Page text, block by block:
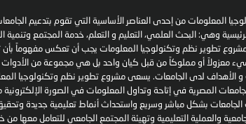
المعلومات من إحدى العناصر الأساسية التي تقوم بتدعيم
وهي: البحث العلمي، التعليم و التعلم، خدمة المجتمع وتنمية
تطوير نظم وتكنولوجيا المعلومات يجب أن تعكس مفهوماً بأن
معزولاً أو مملوكاً من قبل كيان واحد بل هي مجموعة من
الأهداف لدى الجامعات. يسعى مشروع تطوير نظم وتكنولوجيا
المصرية في إتاحة وتداول المعلومات في الصورة
بشكل مباشر وسريع واستحداث أنماط تعليمية جديدة
والعملية التعليمية وتهيئة المجتمع الجامعي للتعامل معها من